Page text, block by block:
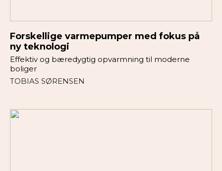
Forskellige varmepumper med fokus på
ny teknologi
Effektiv og bæredygtig opvarmning til moderne
boliger
TOBIAS SØRENSEN